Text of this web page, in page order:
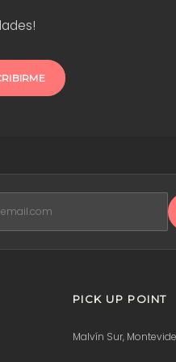
PICK UP POINT
Malvín Sur,